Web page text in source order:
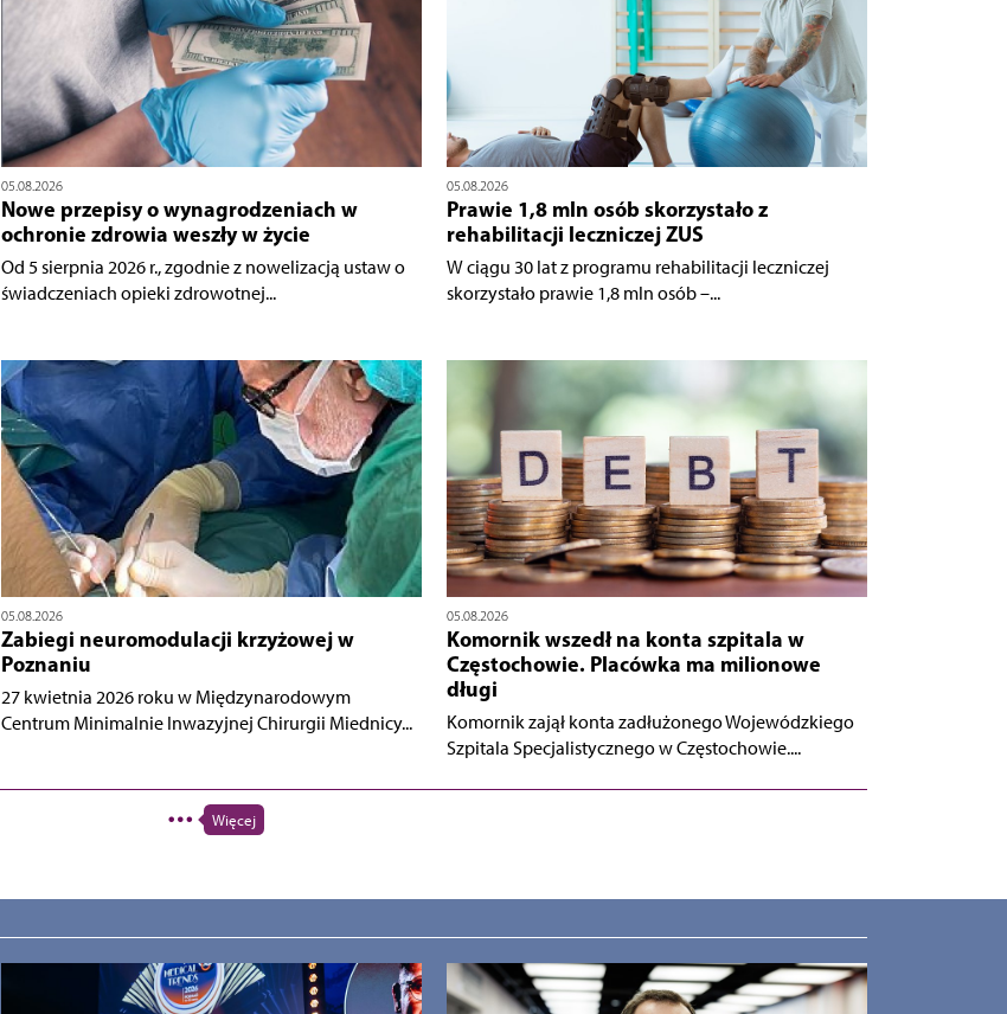
05.08.2026
Nowe przepisy o wynagrodzeniach w
ochronie zdrowia weszły w życie
Od 5 sierpnia 2026 r., zgodnie z nowelizacją ustaw o
świadczeniach opieki zdrowotnej...
05.08.2026
Prawie 1,8 mln osób skorzystało z
rehabilitacji leczniczej ZUS
W ciągu 30 lat z programu rehabilitacji leczniczej
skorzystało prawie 1,8 mln osób –...
05.08.2026
Zabiegi neuromodulacji krzyżowej w
Poznaniu
27 kwietnia 2026 roku w Międzynarodowym
Centrum Minimalnie Inwazyjnej Chirurgii Miednicy...
05.08.2026
Komornik wszedł na konta szpitala w
Częstochowie. Placówka ma milionowe
długi
Komornik zajął konta zadłużonego Wojewódzkiego
Szpitala Specjalistycznego w Częstochowie....
Więcej